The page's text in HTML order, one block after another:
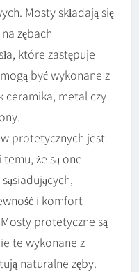
Mosty składają się
zębach
które zastępuje
być wykonane z
ceramika, metal czy
protetycznych jest
temu, że są one
i komfort
protetyczne są
te wykonane z
naturalne zęby.